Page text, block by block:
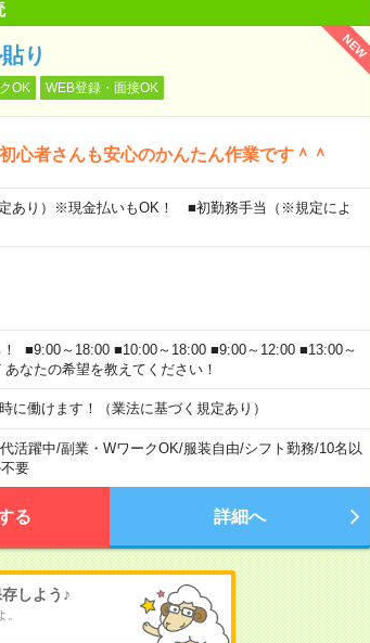
NEW
り
OK WEB登録・面接OK
心者さんも安心のかんたん作業です＾＾
あり）※現金払いもOK！ ■初勤務手当（※規定によ
■9:00～18:00 ■10:00～18:00 ■9:00～12:00 ■13:00～
なたの希望を教えてください！
に働けます！（業法に基づく規定あり）
活躍中/副業・WワークOK/服装自由/シフト勤務/10名以
要
る 詳細へ
しよう♪